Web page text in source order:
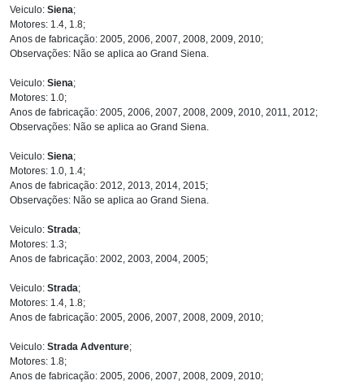
Veiculo: Siena;
Motores: 1.4, 1.8;
Anos de fabricação: 2005, 2006, 2007, 2008, 2009, 2010;
Observações: Não se aplica ao Grand Siena.
Veiculo: Siena;
Motores: 1.0;
Anos de fabricação: 2005, 2006, 2007, 2008, 2009, 2010, 2011, 2012;
Observações: Não se aplica ao Grand Siena.
Veiculo: Siena;
Motores: 1.0, 1.4;
Anos de fabricação: 2012, 2013, 2014, 2015;
Observações: Não se aplica ao Grand Siena.
Veiculo: Strada;
Motores: 1.3;
Anos de fabricação: 2002, 2003, 2004, 2005;
Veiculo: Strada;
Motores: 1.4, 1.8;
Anos de fabricação: 2005, 2006, 2007, 2008, 2009, 2010;
Veiculo: Strada Adventure;
Motores: 1.8;
Anos de fabricação: 2005, 2006, 2007, 2008, 2009, 2010;